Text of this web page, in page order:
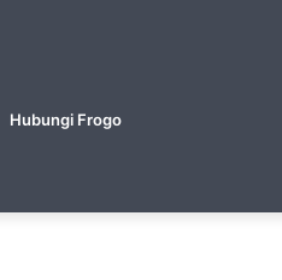
Hubungi Frogo